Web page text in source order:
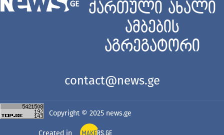
ქართული ახალი
ამბების
აგრეგატორი
contact@news.ge
Copyright © 2025 news.ge